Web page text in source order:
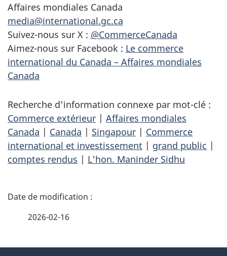
Affaires mondiales Canada
media@international.gc.ca
Suivez-nous sur X : @CommerceCanada
Aimez-nous sur Facebook : Le commerce
international du Canada – Affaires mondiales
Canada
Recherche d'information connexe par mot-clé :
Commerce extérieur | Affaires mondiales
Canada | Canada | Singapour | Commerce
international et investissement | grand public |
comptes rendus | L'hon. Maninder Sidhu
D
2026-02-16